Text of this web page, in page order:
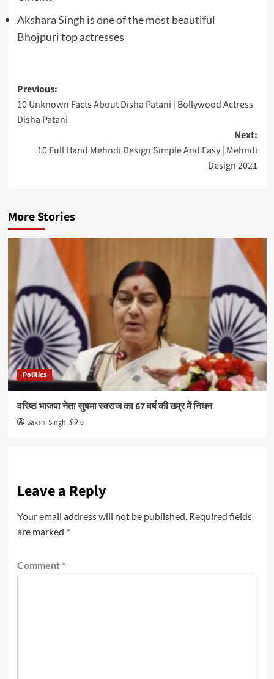
Akshara Singh is one of the most beautiful
Bhojpuri top actresses
Post
navigation
Previous:
10 Unknown Facts About Disha Patani | Bollywood Actress
Disha Patani
Next:
10 Full Hand Mehndi Design Simple And Easy | Mehndi
Design 2021
More Stories
Politics
वरिष्ठ भाजपा नेता सुषमा स्वराज का 67 वर्ष की उम्र में निधन
Sakshi Singh 0
Leave a Reply
Your email address will not be published. Required fields
are marked *
Comment *